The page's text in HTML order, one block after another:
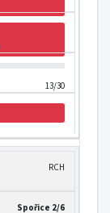
13/30
RCH
Spořice 2/6